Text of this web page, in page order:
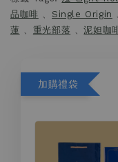
品咖啡 、 Single Origin
蓮 、 重光部落 、泥妲咖
加購禮袋